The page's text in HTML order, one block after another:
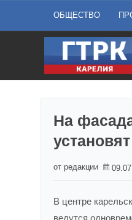
ОБЩЕСТВО
На
от редакции
В центре
ведутся